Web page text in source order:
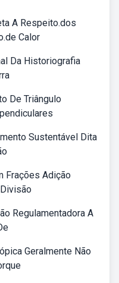
A Respeito.dos
Calor
Da Historiografia
De Triângulo
Sustentável Dita
Frações Adição
Regulamentadora A
Geralmente Não